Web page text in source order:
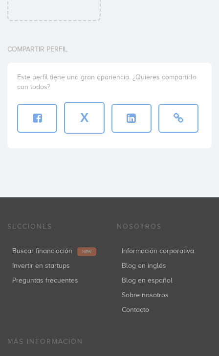
COMPARTIR PERFIL
Este perfil tiene una gran apariencia. ¿Quieres compartirlo
con todos?
X
SECCIONES
Buscar financiación NEW
Invertir en startups
Preguntas frecuentes
NOSOTROS
Información corporativa
Blog en inglés
Blog en español
Sobre nosotros
Contacto
MÁS INFORMACIÓN